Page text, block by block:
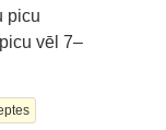
picu
vēl 7–